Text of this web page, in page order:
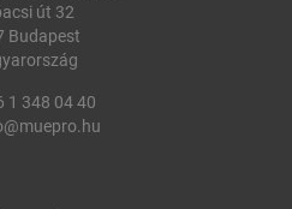
út 32
Budapest
1 348 04 40